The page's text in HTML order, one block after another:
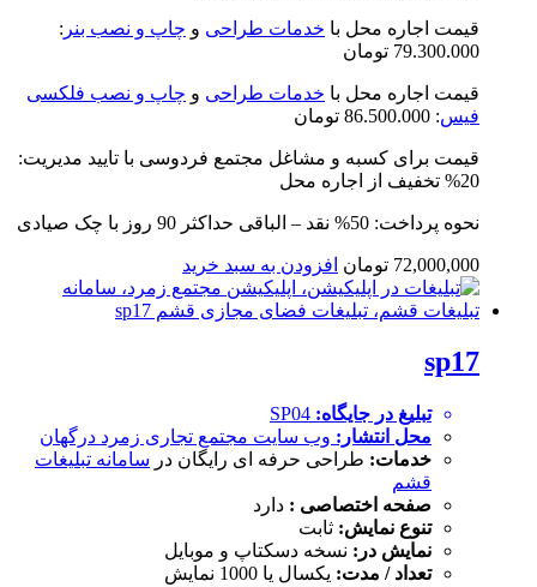
قیمت اجاره محل با خدمات طراحی و چاپ و نصب بنر :
79.300.000 تومان
قیمت اجاره محل با خدمات طراحی و چاپ و نصب فلکسی
فیس: 86.500.000 تومان
قیمت برای کسبه و مشاغل مجتمع فردوسی با تایید مدیریت:
20% تخفیف از اجاره محل
نحوه پرداخت: 50% نقد – الباقی حداکثر 90 روز با چک صیادی
72,000,000 تومان افزودن به سبد خرید
sp17
تبلیغ در جایگاه:
محل انتشار: وب سایت مجتمع تجاری زمرد درگهان
خدمات: طراحی حرفه ای رایگان در سامانه تبلیغات
قشم
صفحه اختصاصی : دارد
تنوع نمایش: ثابت
نمایش در: نسخه دسکتاپ و موبایل
تعداد / مدت: یکسال یا 1000 نمایش